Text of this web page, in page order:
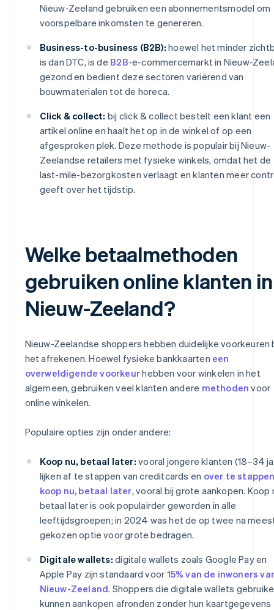
Nieuw-Zeeland gebruiken een abonnementsmodel om
voorspelbare inkomsten te genereren.
Business-to-business (B2B): hoewel het minder
is dan DTC, is de B2B-e-commercemarkt in Nieuw-
gezond en bedient deze sectoren variërend van
bouwmaterialen tot de horeca.
Click & collect: bij click & collect bestelt een klant een
artikel online en haalt het op in de winkel of op een
afgesproken plek. Deze methode is populair bij Nieuw-
Zeelandse retailers met fysieke winkels, omdat het de
last-mile-bezorgkosten verlaagt en klanten meer
geeft over het tijdstip.
Welke betaalmethoden
gebruiken online klanten in
Nieuw-Zeeland?
Nieuw-Zeelandse shoppers hebben duidelijke voorkeuren
het afrekenen. Hoewel fysieke bankkaarten een
overweldigende voorkeurhebben voor winkelen in het
algemeen, gebruiken veel klanten andere methoden voor
online winkelen.
Populaire opties zijn onder andere:
Koop nu, betaal later: vooral jongere klanten (18–34
lijken af te stappen van creditcards en over te
koop nu, betaal later, vooral bij grote aankopen. Koop
betaal later is ook populairder geworden in alle
leeftijdsgroepen; in 2024 was het de op twee na
gekozen optie voor grote bedragen.
Digitale wallets: digitale wallets zoals Google Pay en
Apple Pay zijn standaard voor 15% van de inwoners
Nieuw-Zeeland. Shoppers die digitale wallets
kunnen aankopen afronden zonder hun kaartgegevens